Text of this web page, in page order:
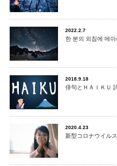
2022.2.7
한 분의 외침에 메아
2018.9.18
俳句とＨＡＩＫＵ
2020.4.23
新型コロナウイル